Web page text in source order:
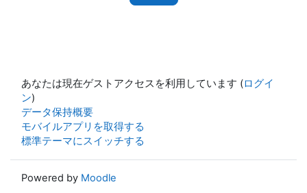
あなたは現在ゲストアクセスを利用しています (ログイ
ン)
データ保持概要
モバイルアプリを取得する
標準テーマにスイッチする
Powered by Moodle